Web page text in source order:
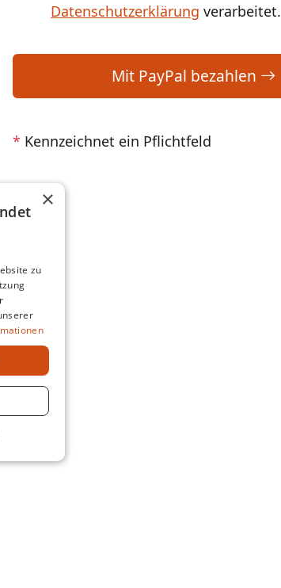
Datenschutzerklärung verarbeitet.
Mit PayPal bezahlen
* Kennzeichnet ein Pflichtfeld
×
zu